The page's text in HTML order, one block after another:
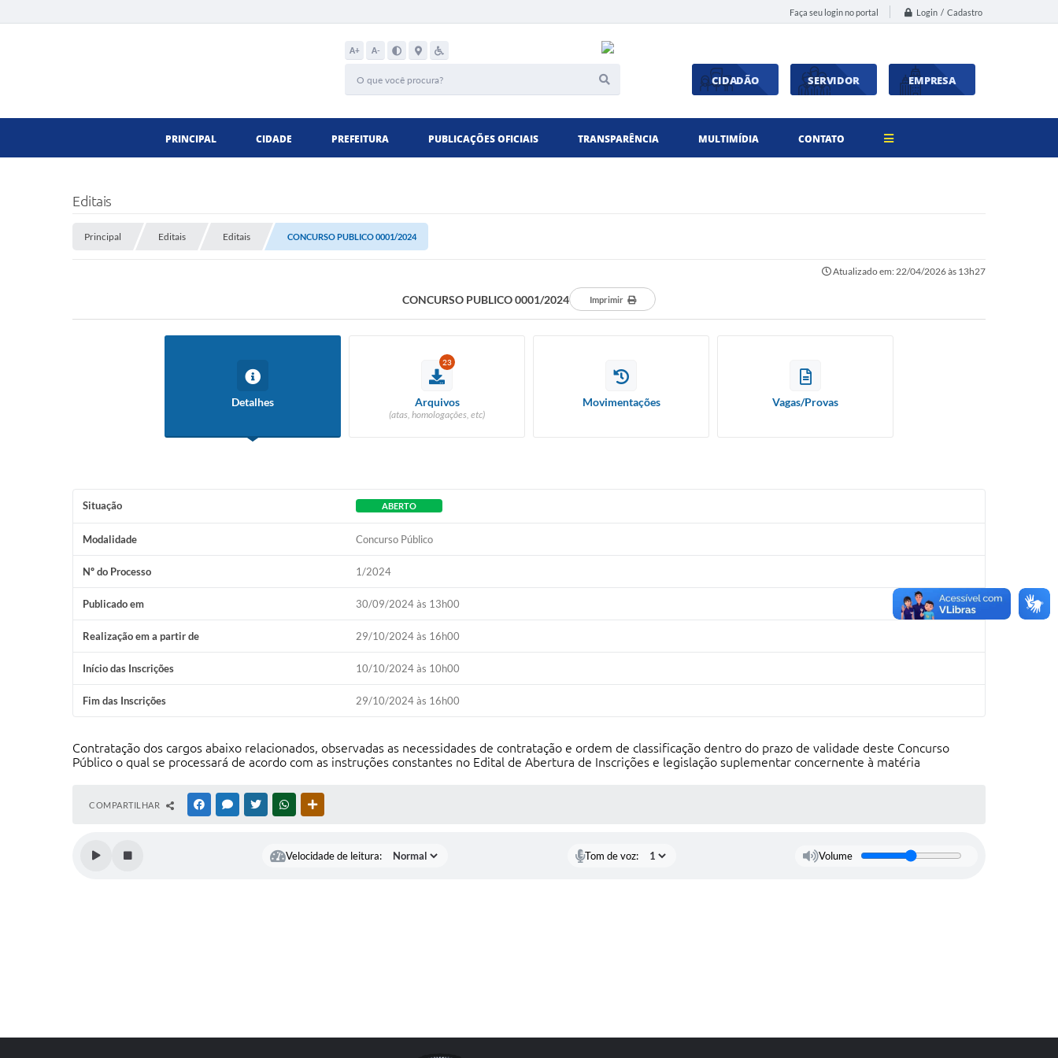
Faça seu login no portal Login / Cadastro
A+ A-
CIDADÃO SERVIDOR EMPRESA
PRINCIPAL CIDADE PREFEITURA PUBLICAÇÕES OFICIAIS TRANSPARÊNCIA MULTIMÍDIA CONTATO
Editais
Principal Editais Editais CONCURSO PUBLICO 0001/2024
Atualizado em: 22/04/2026 às 13h27
CONCURSO PUBLICO 0001/2024 Imprimir
Detalhes
23
Arquivos
(atas, homologações, etc)
Movimentações Vagas/Provas
Situação ABERTO
Modalidade Concurso Público
Nº do Processo 1/2024
Publicado em 30/09/2024 às 13h00
Realização em a partir de 29/10/2024 às 16h00
Início das Inscrições 10/10/2024 às 10h00
Fim das Inscrições 29/10/2024 às 16h00
Contratação dos cargos abaixo relacionados, observadas as necessidades de contratação e ordem de classificação dentro do prazo de validade deste Concurso
Público o qual se processará de acordo com as instruções constantes no Edital de Abertura de Inscrições e legislação suplementar concernente à matéria
COMPARTILHAR FACEBOOKMESSENGER
TWITTERWHATSAPP
Velocidade de leitura: Tom de voz: Volume